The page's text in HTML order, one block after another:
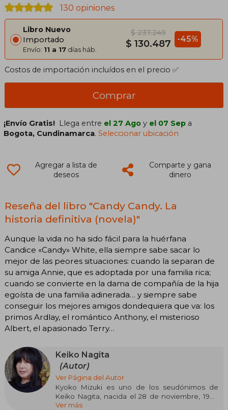
130 opiniones
Libro Nuevo
Importado
Envío: 11 a 17 días háb.
$ 237.249
$ 130.487 -45%
Costos de importación incluídos en el precio ✅
Comprar
¡Envío Gratis! Llega entre el 27 Ago y el 07 Sep a
Bogota, Cundinamarca.Seleccionar ubicación
Agregar a lista de
deseos
Comparte y gana
dinero
Reseña del libro "Candy Candy. La
historia definitiva (novela)"
Aunque la vida no ha sido fácil para la huérfana
Candice «Candy» White, ella siempre sabe sacar lo
mejor de las peores situaciones: cuando la separan de
su amiga Annie, que es adoptada por una familia rica;
cuando se convierte en la dama de compañía de la hija
egoísta de una familia adinerada… y siempre sabe
conseguir los mejores amigos dondequiera que va: los
primos Ardlay, el romántico Anthony, el misterioso
Albert, el apasionado Terry…
Keiko Nagita
(Autor)
Ver Página del Autor
Kyoko Mizuki es uno de los seudónimos de
Keiko Nagita, nacida el 28 de noviembre, 1949
en Tokio, Japón). Ella es una escritora japonesa
Ver más